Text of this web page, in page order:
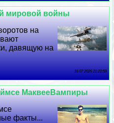
мировой войны
на
давящую на
16 07 2026 21:22:59
МаквееВампиры
факты...